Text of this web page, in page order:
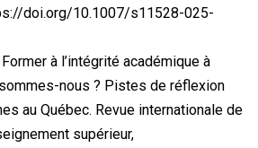
doi.org/10.1007/s11528-025-
Former à l’intégrité académique à
nous ? Pistes de réflexion
au Québec. Revue internationale de
supérieur,